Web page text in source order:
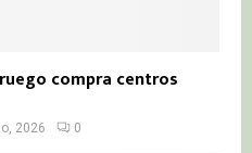
compra centros
2026 0